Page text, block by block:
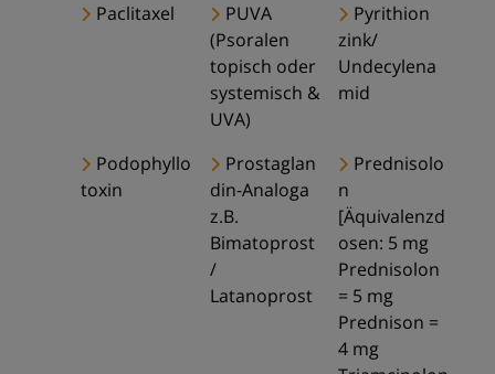
Paclitaxel
PUVA
(Psoralen
topisch oder
systemisch &
UVA)
Pyrithion
zink/
Undecylena
mid
Podophyllo
toxin
Prostaglan
din-Analoga
z.B.
Bimatoprost
/
Latanoprost
Prednisolo
n
[Äquivalenzd
osen: 5 mg
Prednisolon
= 5 mg
Prednison =
4 mg